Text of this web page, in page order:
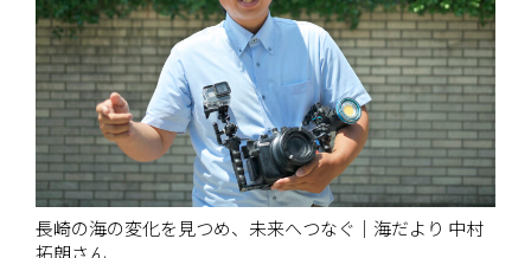
長崎の海の変化を見つめ、未来へつなぐ｜海だより 中村
拓朗さん